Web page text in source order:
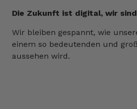
Die Zukunft ist digital, wir
Wir bleiben gespannt, wie
einem so bedeutenden und
aussehen wird.